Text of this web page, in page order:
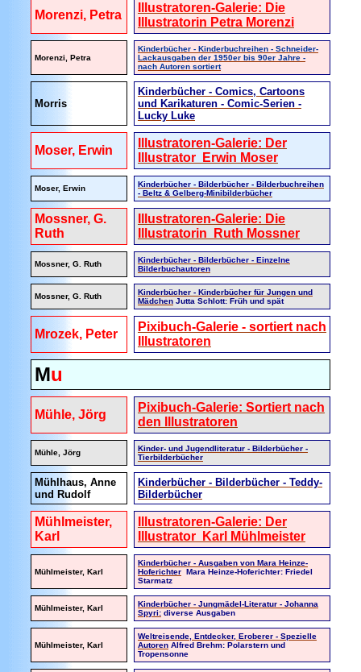
Morenzi, Petra
Illustratoren-Galerie: Die
Illustratorin Petra Morenzi
Morenzi, Petra
Kinderbücher - Kinderbuchreihen - Schneider-
Lackausgaben der 1950er bis 90er Jahre -
nach Autoren sortiert
Morris
Kinderbücher - Comics, Cartoons
und Karikaturen - Comic-Serien -
Lucky Luke
Moser, Erwin
Illustratoren-Galerie: Der
Illustrator Erwin Moser
Moser, Erwin
Kinderbücher - Bilderbücher - Bilderbuchreihen
- Beltz & Gelberg-Minibilderbücher
Mossner, G.
Ruth
Illustratoren-Galerie: Die
Illustratorin Ruth Mossner
Mossner, G. Ruth
Kinderbücher - Bilderbücher - Einzelne
Bilderbuchautoren
Mossner, G. Ruth
Kinderbücher - Kinderbücher für Jungen und
Mädchen Jutta Schlott: Früh und spät
Mrozek, Peter
Pixibuch-Galerie - sortiert nach
Illustratoren
Mu
Mühle, Jörg
Pixibuch-Galerie: Sortiert nach
den Illustratoren
Mühle, Jörg
Kinder- und Jugendliteratur - Bilderbücher -
Tierbilderbücher
Mühlhaus, Anne
und Rudolf
Kinderbücher - Bilderbücher - Teddy-
Bilderbücher
Mühlmeister,
Karl
Illustratoren-Galerie: Der
Illustrator Karl Mühlmeister
Mühlmeister, Karl
Kinderbücher - Ausgaben von Mara Heinze-
Hoferichter Mara Heinze-Hoferichter: Friedel
Starmatz
Mühlmeister, Karl
Kinderbücher - Jungmädel-Literatur - Johanna
Spyri: diverse Ausgaben
Mühlmeister, Karl
Weltreisende, Entdecker, Eroberer - Spezielle
Autoren Alfred Brehm: Polarstern und
Tropensonne